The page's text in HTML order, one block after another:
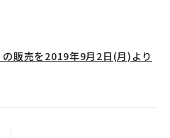
販売を2019年9月2日(月)より